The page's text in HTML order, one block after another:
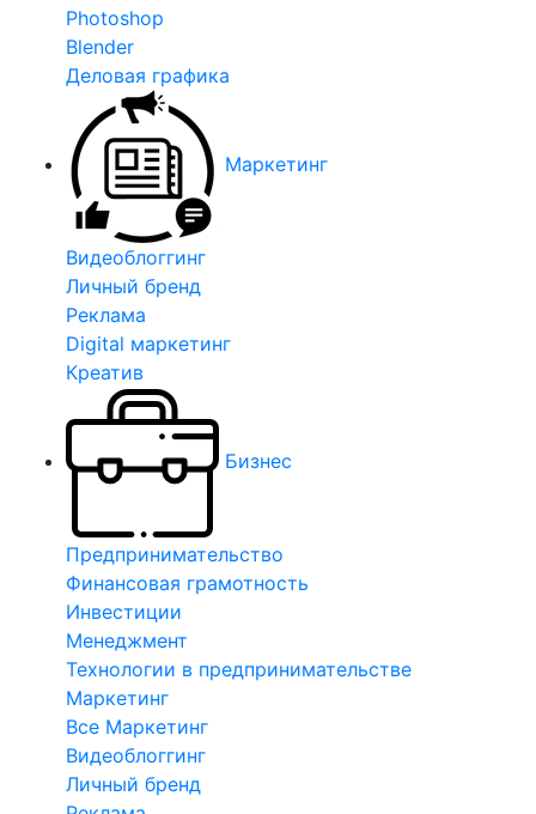
Photoshop
Blender
Деловая графика
Маркетинг
Видеоблоггинг
Личный бренд
Реклама
Digital маркетинг
Креатив
Бизнес
Предпринимательство
Финансовая грамотность
Инвестиции
Менеджмент
Технологии в предпринимательстве
Маркетинг
Все Маркетинг
Видеоблоггинг
Личный бренд